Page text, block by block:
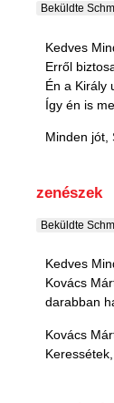
Beküldte
Kedves
Erről
Én a Király
Így én is
Minden jót,
zenészek
Beküldte
Kedves
Kovács
darabban
Kovács